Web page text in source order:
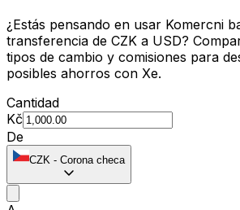
¿Estás pensando en usar Komercni
transferencia de CZK a USD?
tipos de cambio y comisiones para
posibles ahorros con Xe.
Cantidad
Kč
De
CZK - Corona checa